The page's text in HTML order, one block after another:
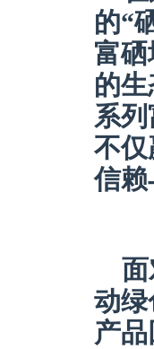
的“
富
的
系
不仅
信赖
动绿
产